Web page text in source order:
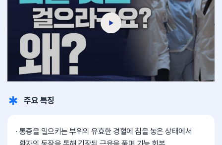
주요 특징
통증을 일으키는 부위의 유효한 경혈에 침을 놓은 상태에서